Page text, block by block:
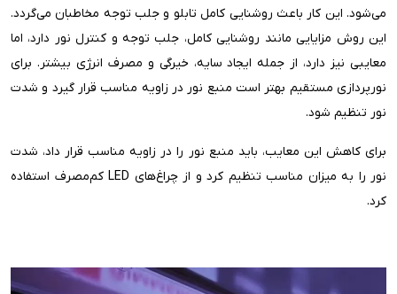
می‌شود. این کار باعث روشنایی کامل تابلو و جلب توجه مخاطبان می‌گردد.
این روش مزایایی مانند روشنایی کامل، جلب توجه و کنترل نور دارد، اما
معایبی نیز دارد، از جمله ایجاد سایه، خیرگی و مصرف انرژی بیشتر. برای
نورپردازی مستقیم بهتر است منبع نور در زاویه مناسب قرار گیرد و شدت
نور تنظیم شود.
برای کاهش این معایب، باید منبع نور را در زاویه مناسب قرار داد، شدت
نور را به میزان مناسب تنظیم کرد و از چراغ‌های LED کم‌مصرف استفاده
کرد.